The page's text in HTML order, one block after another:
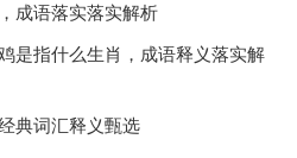
成语落实落实解析
是指什么生肖，成语释义落实解
典词汇释义甄选